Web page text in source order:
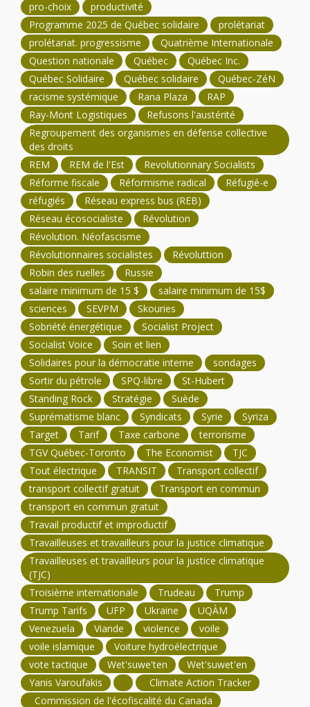
pro-choix
productivité
Programme 2025 de Québec solidaire
prolétariat
prolétariat. progressisme
Quatrième Internationale
Question nationale
Québec
Québec Inc.
Québec Solidaire
Québec solidaire
Québec-ZéN
racisme systémique
Rana Plaza
RAP
Ray-Mont Logistiques
Refusons l'austérité
Regroupement des organismes en défense collective
des droits
REM
REM de l'Est
Revolutionnary Socialists
Réforme fiscale
Réformisme radical
Réfugié-e
réfugiés
Réseau express bus (REB)
Réseau écosocialiste
Révolution
Révolution. Néofascisme
Révolutionnaires socialistes
Révoluttion
Robin des ruelles
Russie
salaire minimum de 15 $
salaire minimum de 15$
sciences
SEVPM
Skouries
Sobriété énergétique
Socialist Project
Socialist Voice
Soin et lien
Solidaires pour la démocratie interne
sondages
Sortir du pétrole
SPQ-libre
St-Hubert
Standing Rock
Stratégie
Suède
Suprématisme blanc
Syndicats Syrie
Syriza
Target
Tarif Taxe carbone
terrorisme
TGV Québec-Toronto
The Economist
TJC
Tout électrique
TRANSIT
Transport collectif
transport collectif gratuit
Transport en commun
transport en commun gratuit
Travail productif et improductif
Travailleuses et travailleurs pour la justice climatique
Travailleuses et travailleurs pour la justice climatique
(TJC)
Troisième internationale
Trudeau
Trump
Trump Tarifs
UFP Ukraine
UQÀM
Venezuela
Viande violence
voile
voile islamique
Voiture hydroélectrique
vote tactique
Wet'suwe'ten
Wet'suwet'en
Yanis Varoufakis
Climate Action Tracker
Commission de l'écofiscalité du Canada